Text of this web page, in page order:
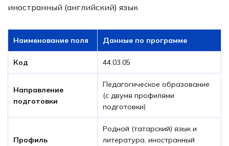
Наименование поля Данные по программе
Код 44.03.05
Направление
подготовки
Педагогическое образование
(с двумя профилями
подготовки)
Профиль
Родной (татарский) язык и
литература, иностранный